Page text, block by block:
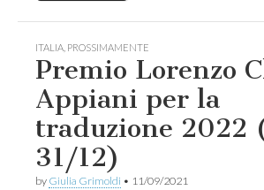
ITALIA PROSSIMAMENTE
Premio Lorenzo
Appiani per la
traduzione 2022
31/12)
by Giulia Grimoldi • 11/09/2021